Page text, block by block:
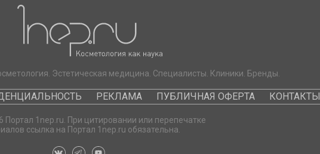
Эстетическая медицина. Специалисты. Клиники. Бренды.
РЕКЛАМА ПУБЛИЧНАЯ ОФЕРТА КОНТАКТЫ
Портал 1nep.ru. При цитировании или перепечатке
ссылка на Портал 1nep.ru обязательна.